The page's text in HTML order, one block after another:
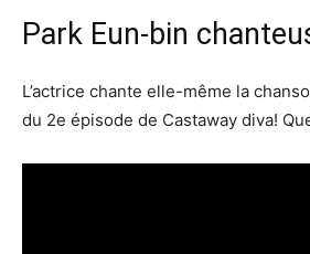
Park Eun-bin
L’actrice chante elle-même la
du 2e épisode de Castaway diva!